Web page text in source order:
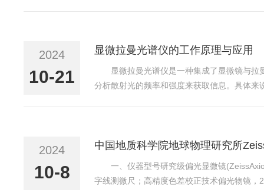
2024
10-21
显微拉曼光谱仪的工作原理与应用
显微拉曼光谱仪是一种集成了显微镜与
分析散射光的频率和强度来获取信息。具体
2024
10-8
中国地质科学院地球物理研究所
一、仪器型号研究级偏光显微镜
字线测微尺；高精度色差校正技术偏光物镜